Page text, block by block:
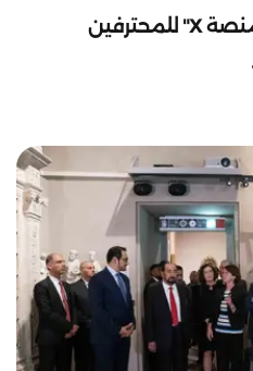
"اكسبوجر 2023" يطلق "المنصة X" للمحترفين